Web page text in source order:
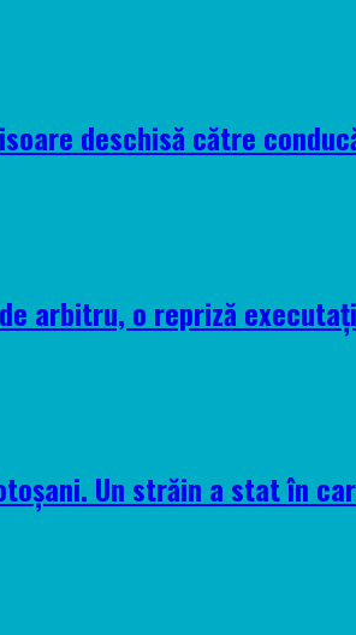
deschisă către
arbitru, o repriză
Un străin a stat în